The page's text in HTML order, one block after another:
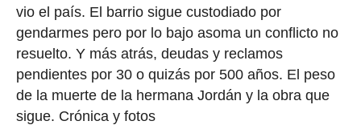
vio el país. El barrio sigue custodiado por
gendarmes pero por lo bajo asoma un conflicto no
resuelto. Y más atrás, deudas y reclamos
pendientes por 30 o quizás por 500 años. El peso
de la muerte de la hermana Jordán y la obra que
sigue. Crónica y fotos